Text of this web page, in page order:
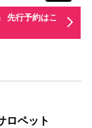
先行予約はこ
ロペット